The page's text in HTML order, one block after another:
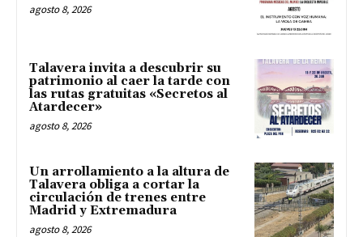
agosto 8, 2026
Talavera invita a descubrir su
patrimonio al caer la tarde con
las rutas gratuitas «Secretos al
Atardecer»
agosto 8, 2026
Un arrollamiento a la altura de
Talavera obliga a cortar la
circulación de trenes entre
Madrid y Extremadura
agosto 8, 2026